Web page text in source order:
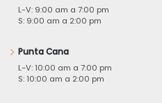
L-V: 9:00 am a 7:00 pm
S: 9:00 am a 2:00 pm
Punta Cana
L-V: 10:00 am a 7:00 pm
S: 10:00 am a 2:00 pm